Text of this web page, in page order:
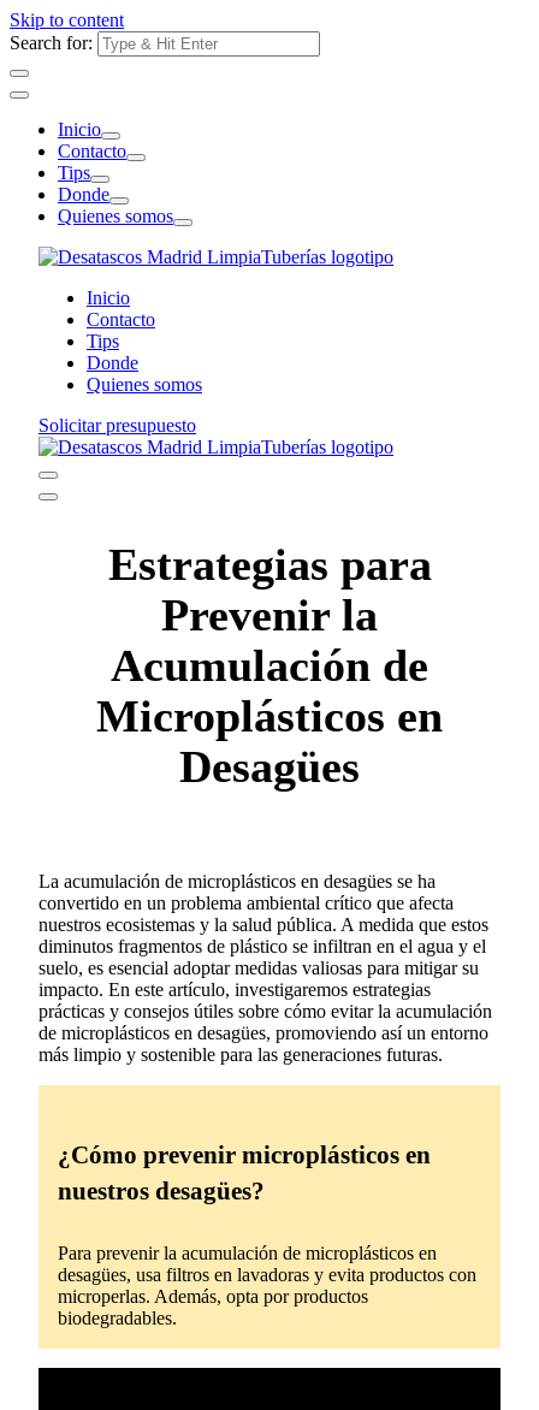
Skip to content
Search for:
Inicio
Contacto
Tips
Donde
Quienes somos
Inicio
Contacto
Tips
Donde
Quienes somos
Solicitar presupuesto
Estrategias para
Prevenir la
Acumulación de
Microplásticos en
Desagües
La acumulación de microplásticos en desagües se ha
convertido en un problema ambiental crítico que afecta
nuestros ecosistemas y la salud pública. A medida que estos
diminutos fragmentos de plástico se infiltran en el agua y el
suelo, es esencial adoptar medidas valiosas para mitigar su
impacto. En este artículo, investigaremos estrategias
prácticas y consejos útiles sobre cómo evitar la acumulación
de microplásticos en desagües, promoviendo así un entorno
más limpio y sostenible para las generaciones futuras.
¿Cómo prevenir microplásticos en
nuestros desagües?
Para prevenir la acumulación de microplásticos en
desagües, usa filtros en lavadoras y evita productos con
microperlas. Además, opta por productos
biodegradables.